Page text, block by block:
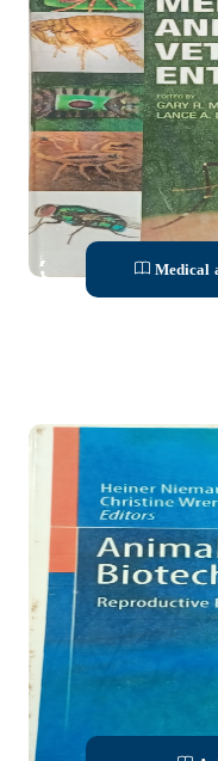
Medical